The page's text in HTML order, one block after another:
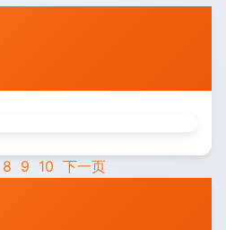
8 9 10 下一页